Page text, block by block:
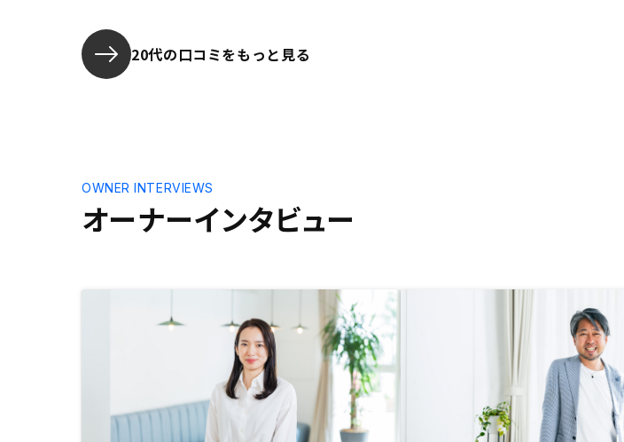
した。 購入後も引き渡しまで不明
点があっても、すぐにご対応頂きま
した。20代の口コミをもっと見る
オーナーインタビュー
OWNER INTERVIEWS